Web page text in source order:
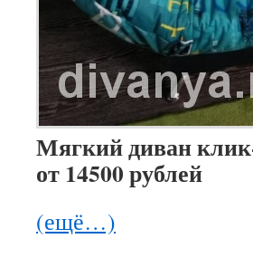
Мягкий диван
от 14500 рублей
(ещё…)